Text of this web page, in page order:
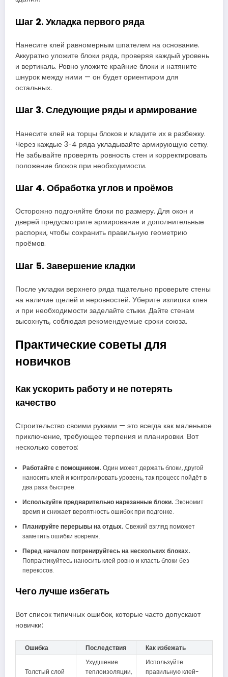
Шаг 2. Укладка первого ряда
Нанесите клей равномерным шпателем на основание.
Аккуратно уложите блоки ряда, проверяя каждый уровень
и вертикаль. Ровно уложите крайние блоки и натяните
шнурок между ними — он будет ориентиром для
остальных.
Шаг 3. Следующие ряды и армирование
Нанесите клей на торцы блоков и кладите их в разбежку.
Через каждые 3-4 ряда укладывайте армирующую сетку.
Не забывайте проверять ровность стен и корректировать
положение блоков при необходимости.
Шаг 4. Обработка углов и проёмов
Осторожно подгоняйте блоки по размеру. Для окон и
дверей предусмотрите армирование и дополнительные
распорки, чтобы сохранить правильную геометрию
проёмов.
Шаг 5. Завершение кладки
После укладки верхнего ряда тщательно проверьте стены
на наличие щелей и неровностей. Уберите излишки клея
и при необходимости заделайте стыки. Дайте стенам
высохнуть, соблюдая рекомендуемые сроки союза.
Практические советы для
новичков
Как ускорить работу и не потерять
качество
Строительство своими руками — это всегда как маленькое
приключение, требующее терпения и планировки. Вот
несколько советов:
Работайте с помощником. Один может держать блоки, другой
наносить клей и контролировать уровень, так процесс пойдёт в
два раза быстрее.
Используйте предварительно нарезанные блоки. Экономит
время и снижает вероятность ошибок при подгонке.
Планируйте перерывы на отдых. Свежий взгляд поможет
заметить ошибки вовремя.
Перед началом потренируйтесь на нескольких блоках.
Попрактикуйтесь наносить клей ровно и класть блоки без
перекосов.
Чего лучше избегать
Вот список типичных ошибок, которые часто допускают
новички:
Ошибка Последствия Как избежать
Толстый слой
Ухудшение
теплоизоляции,
Используйте
правильную клей-